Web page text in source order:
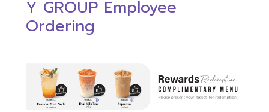
Y GROUP Employee
Ordering